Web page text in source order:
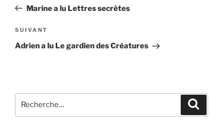
l’article
précédent
Marine a lu Lettres secrètes
Article
suivant
SUIVANT
Adrien a lu Le gardien des Créatures
pour